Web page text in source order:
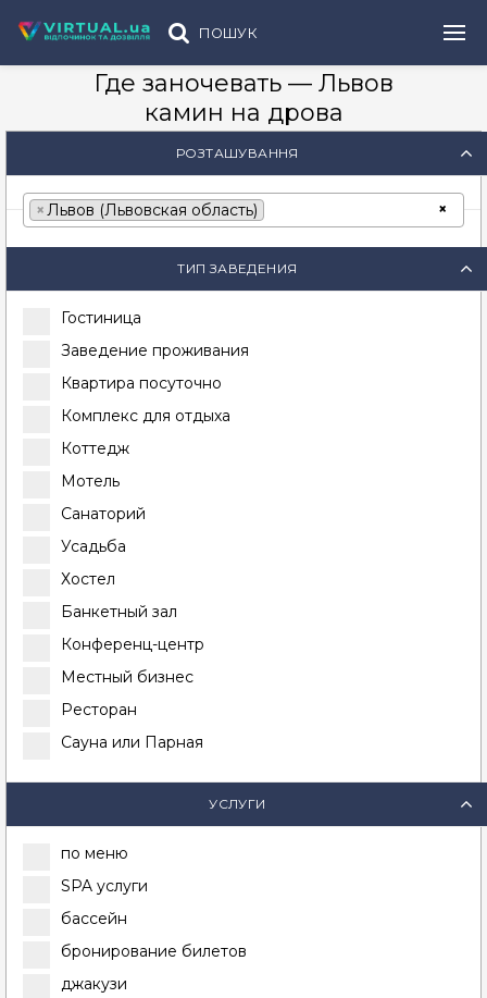
ПОШУК
Где заночевать — Львов
камин на дрова
РОЗТАШУВАННЯ
×
×Львов (Львовская область)
ТИП ЗАВЕДЕНИЯ
Гостиница
Заведение проживания
Квартира посуточно
Комплекс для отдыха
Коттедж
Мотель
Санаторий
Усадьба
Хостел
Банкетный зал
Конференц-центр
Местный бизнес
Ресторан
Сауна или Парная
УСЛУГИ
по меню
SPA услуги
бассейн
бронирование билетов
джакузи